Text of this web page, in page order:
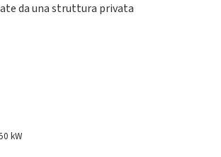
da una struttura privata
kW